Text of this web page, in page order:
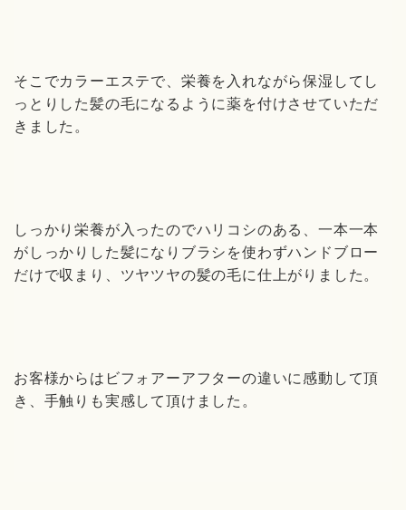
そこでカラーエステで、栄養を入れながら保湿してし
っとりした髪の毛になるように薬を付けさせていただ
きました。
しっかり栄養が入ったのでハリコシのある、一本一本
がしっかりした髪になりブラシを使わずハンドブロー
だけで収まり、ツヤツヤの髪の毛に仕上がりました。
お客様からはビフォアーアフターの違いに感動して頂
き、手触りも実感して頂けました。